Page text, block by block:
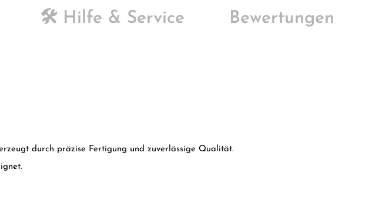
🛠️ Hilfe & Service Bewertungen
durch präzise Fertigung und zuverlässige Qualität.